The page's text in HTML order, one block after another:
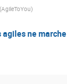
(AgileToYou)
ne marche